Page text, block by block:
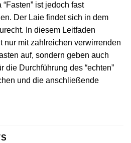
ist jedoch fast
Der Laie findet sich in dem
In diesem Leitfaden
nur mit zahlreichen verwirrenden
auf, sondern geben auch
die Durchführung des “echten”
und die anschließende